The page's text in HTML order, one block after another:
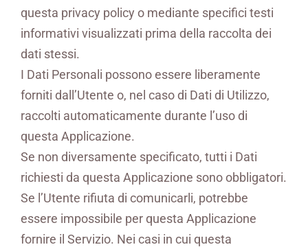
questa privacy policy o mediante specifici testi
informativi visualizzati prima della raccolta dei
dati stessi.
I Dati Personali possono essere liberamente
forniti dall’Utente o, nel caso di Dati di Utilizzo,
raccolti automaticamente durante l’uso di
questa Applicazione.
Se non diversamente specificato, tutti i Dati
richiesti da questa Applicazione sono obbligatori.
Se l’Utente rifiuta di comunicarli, potrebbe
essere impossibile per questa Applicazione
fornire il Servizio. Nei casi in cui questa